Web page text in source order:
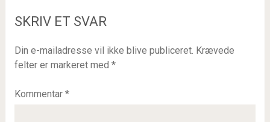
SKRIV ET SVAR
Din e-mailadresse vil ikke blive publiceret. Krævede
felter er markeret med *
Kommentar *